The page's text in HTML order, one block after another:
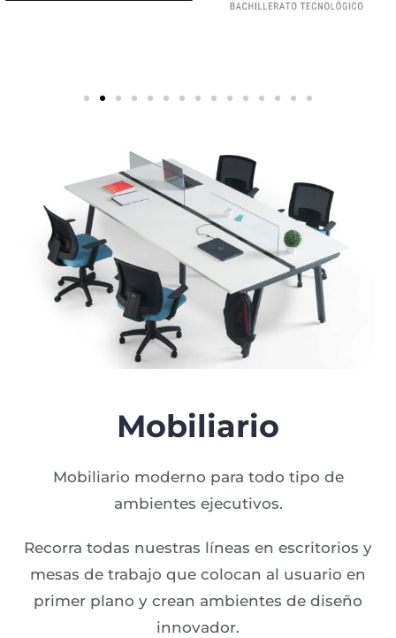
Mobiliario
Mobiliario moderno para todo tipo de
ambientes ejecutivos.
Recorra todas nuestras líneas en escritorios y
mesas de trabajo que colocan al usuario en
primer plano y crean ambientes de diseño
innovador.